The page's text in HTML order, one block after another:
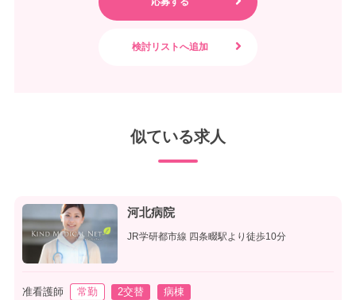
似ている求人
河北病院
JR学研都市線 四条畷駅より徒歩10分
准看護師 常勤 2交替
病棟